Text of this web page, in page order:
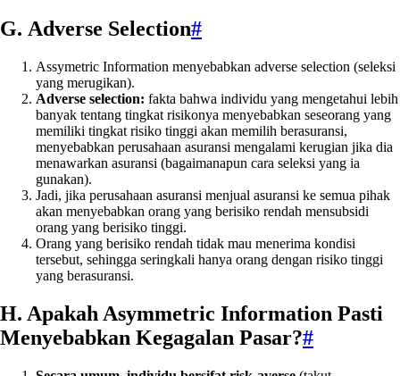
G. Adverse Selection#
Assymetric Information menyebabkan adverse selection (seleksi
yang merugikan).
Adverse selection: fakta bahwa individu yang mengetahui lebih
banyak tentang tingkat risikonya menyebabkan seseorang yang
memiliki tingkat risiko tinggi akan memilih berasuransi,
menyebabkan perusahaan asuransi mengalami kerugian jika dia
menawarkan asuransi (bagaimanapun cara seleksi yang ia
gunakan).
Jadi, jika perusahaan asuransi menjual asuransi ke semua pihak
akan menyebabkan orang yang berisiko rendah mensubsidi
orang yang berisiko tinggi.
Orang yang berisiko rendah tidak mau menerima kondisi
tersebut, sehingga seringkali hanya orang dengan risiko tinggi
yang berasuransi.
H. Apakah Asymmetric Information Pasti
Menyebabkan Kegagalan Pasar?#